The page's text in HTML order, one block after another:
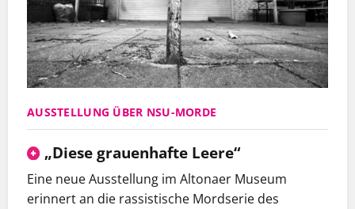
AUSSTELLUNG ÜBER NSU-MORDE
„Diese grauenhafte Leere“
Eine neue Ausstellung im Altonaer Museum
erinnert an die rassistische Mordserie des